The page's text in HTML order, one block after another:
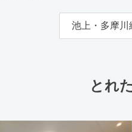
池上・多摩川
とれ